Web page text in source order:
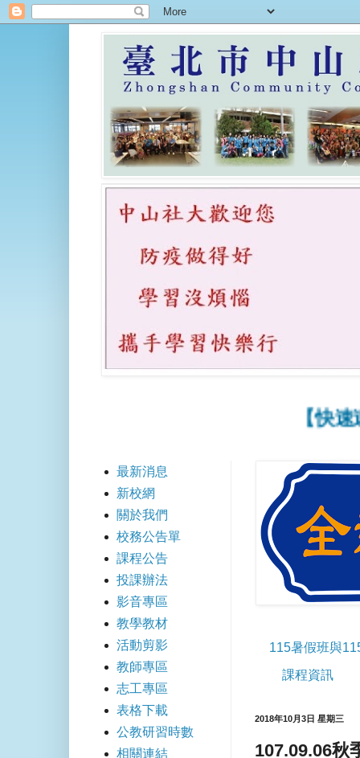
【快速連結
115暑假班與
課程資訊
2018年10月3日 星期三
107.09.06秋
最新消息
新校網
關於我們
校務公告單
課程公告
投課辦法
影音專區
教學教材
活動剪影
教師專區
志工專區
表格下載
公教研習時數
相關連結